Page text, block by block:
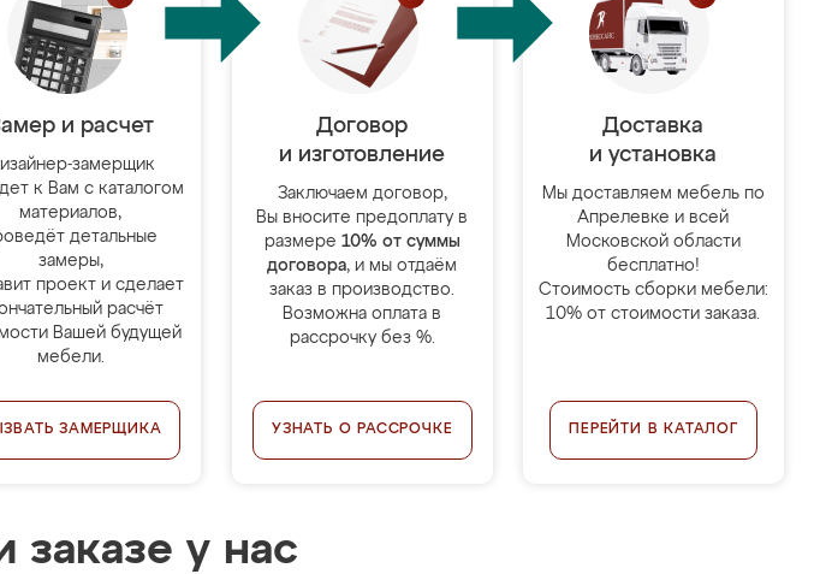
и расчет
замерщик
к Вам с каталогом
материалов,
детальные
замеры,
проект и сделает
расчёт
Вашей будущей
мебели.
ЗАМЕРЩИКА
Договор
и изготовление
Заключаем договор,
Вы вносите предоплату в
размере 10% от суммы
договора, и мы отдаём
заказ в производство.
Возможна оплата в
рассрочку без %.
УЗНАТЬ О РАССРОЧКЕ
Доставка
и установка
Мы доставляем мебель по
Апрелевке и всей
Московской области
бесплатно!
Стоимость сборки мебели:
10% от стоимости заказа.
ПЕРЕЙТИ В КАТАЛОГ
заказе у нас